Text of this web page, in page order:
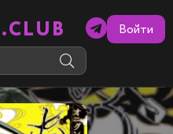
.CLUB Войти